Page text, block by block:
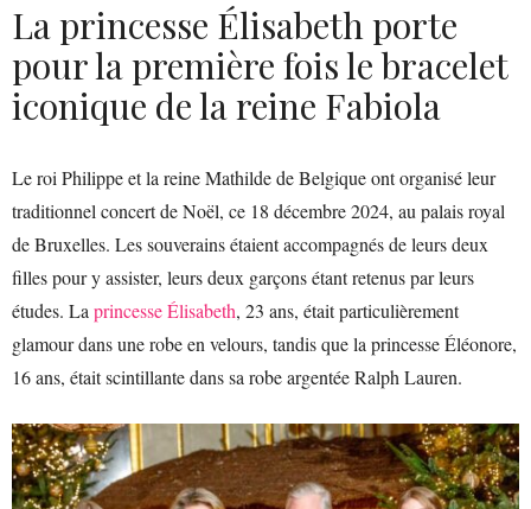
La princesse Élisabeth porte
pour la première fois le bracelet
iconique de la reine Fabiola
Le roi Philippe et la reine Mathilde de Belgique ont organisé leur
traditionnel concert de Noël, ce 18 décembre 2024, au palais royal
de Bruxelles. Les souverains étaient accompagnés de leurs deux
filles pour y assister, leurs deux garçons étant retenus par leurs
études. La princesse Élisabeth, 23 ans, était particulièrement
glamour dans une robe en velours, tandis que la princesse Éléonore,
16 ans, était scintillante dans sa robe argentée Ralph Lauren.